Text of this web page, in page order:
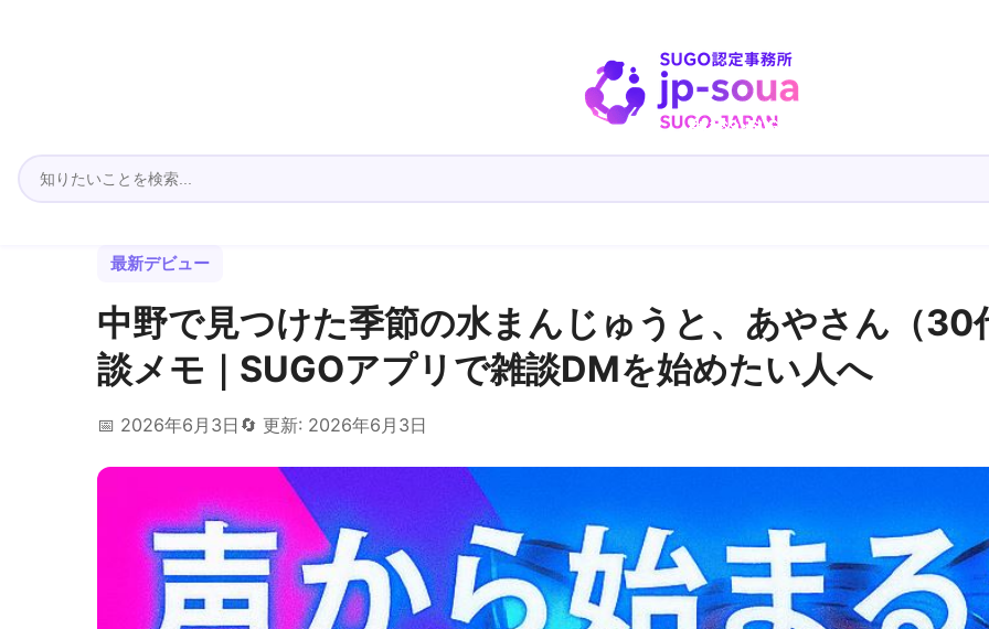
最新デビュー
中野で見つけた季節の水まんじゅうと、あやさん（30
談メモ｜SUGOアプリで雑談DMを始めたい人へ
📅 2026年6月3日 🔄 更新: 2026年6月3日